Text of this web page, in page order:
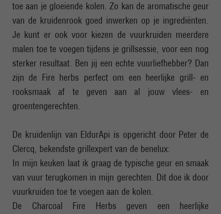
toe aan je gloeiende kolen. Zo kan de aromatische geur
van de kruidenrook goed inwerken op je ingrediënten.
Je kunt er ook voor kiezen de vuurkruiden meerdere
malen toe te voegen tijdens je grillsessie, voor een nog
sterker resultaat. Ben jij een echte vuurliefhebber? Dan
zijn de Fire herbs perfect om een heerlijke grill- en
rooksmaak af te geven aan al jouw vlees- en
groentengerechten.
De kruidenlijn van EldurApi is opgericht door Peter de
Clercq, bekendste grillexpert van de benelux:
In mijn keuken laat ik graag de typische geur en smaak
van vuur terugkomen in mijn gerechten. Dit doe ik door
vuurkruiden toe te voegen aan de kolen.
De Charcoal Fire Herbs geven een heerlijke